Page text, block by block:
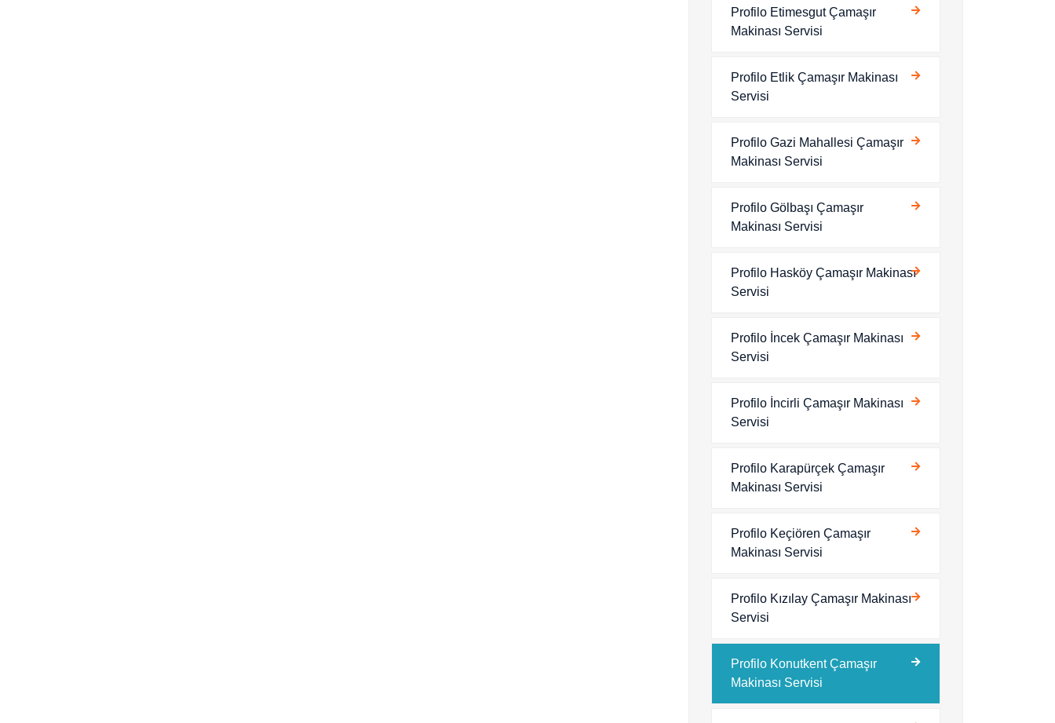
Profilo Etimesgut Çamaşır
Makinası Servisi
Profilo Etlik Çamaşır Makinası
Servisi
Profilo Gazi Mahallesi Çamaşır
Makinası Servisi
Profilo Gölbaşı Çamaşır
Makinası Servisi
Profilo Hasköy Çamaşır Makinası
Servisi
Profilo İncek Çamaşır Makinası
Servisi
Profilo İncirli Çamaşır Makinası
Servisi
Profilo Karapürçek Çamaşır
Makinası Servisi
Profilo Keçiören Çamaşır
Makinası Servisi
Profilo Kızılay Çamaşır Makinası
Servisi
Profilo Konutkent Çamaşır
Makinası Servisi